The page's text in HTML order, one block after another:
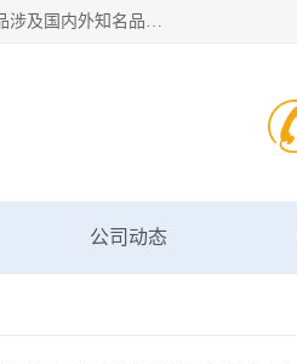
专业配送水暖器材、光源灯具、五金交电等维修物资，飞利浦，佛山照明，世达，博世，九牧，特陶等各产品涉及国内外知名品牌。公司专注与物业、学校、酒店、工厂等单位合作，提供一站式配送服务，降低客户综合成本。依托电子商务改变传统模式，以专业的团队为客户提供24H物资配送到达，货到月结、统一开票，便捷退换等服务，提高了企业的运营效率。
公司动态